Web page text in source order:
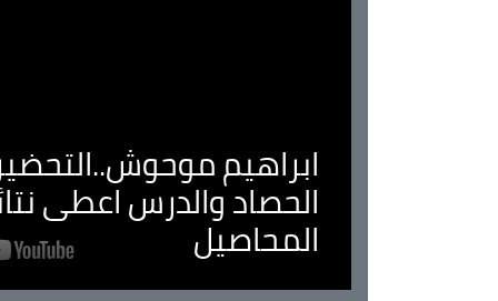
ابراهيم
الحصاد والدرس اعطى
المحاصيل